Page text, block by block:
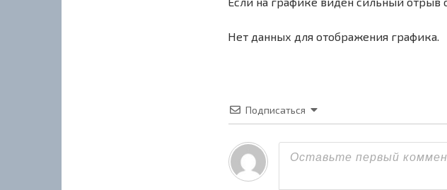
Нет данных для отображения графика.
Подписаться